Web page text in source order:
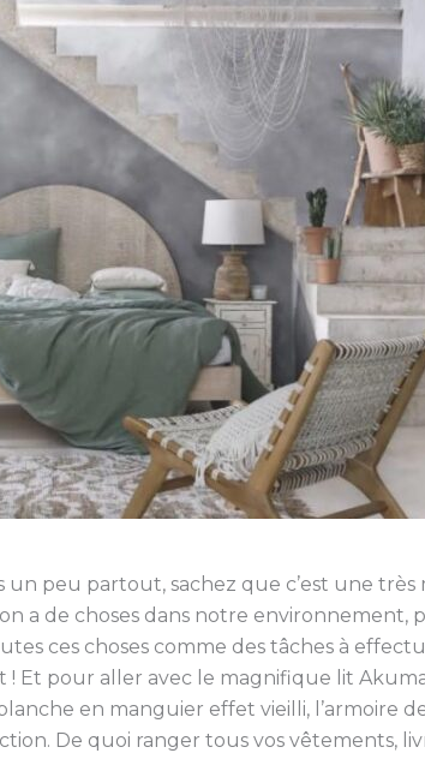
un peu partout, sachez que c’est une très
a de choses dans notre environnement,
ces choses comme des tâches à
! Et pour aller avec le magnifique lit
en manguier effet vieilli, l’armoire
De quoi ranger tous vos vêtements,